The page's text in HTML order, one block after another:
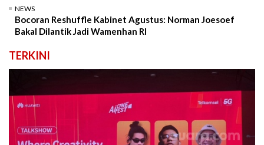
NEWS
Bocoran Reshuffle Kabinet Agustus: Norman Joesoef
Bakal Dilantik Jadi Wamenhan RI
TERKINI